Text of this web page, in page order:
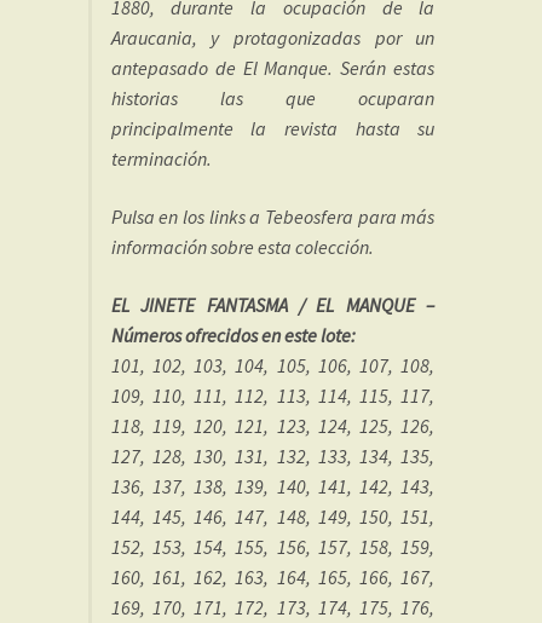
1880, durante la ocupación de la
Araucania, y protagonizadas por un
antepasado de El Manque. Serán estas
historias las que ocuparan
principalmente la revista hasta su
terminación.
Pulsa en los links a Tebeosfera para más
información sobre esta colección.
EL JINETE FANTASMA / EL MANQUE –
Números ofrecidos en este lote:
101, 102, 103, 104, 105, 106, 107, 108,
109, 110, 111, 112, 113, 114, 115, 117,
118, 119, 120, 121, 123, 124, 125, 126,
127, 128, 130, 131, 132, 133, 134, 135,
136, 137, 138, 139, 140, 141, 142, 143,
144, 145, 146, 147, 148, 149, 150, 151,
152, 153, 154, 155, 156, 157, 158, 159,
160, 161, 162, 163, 164, 165, 166, 167,
169, 170, 171, 172, 173, 174, 175, 176,